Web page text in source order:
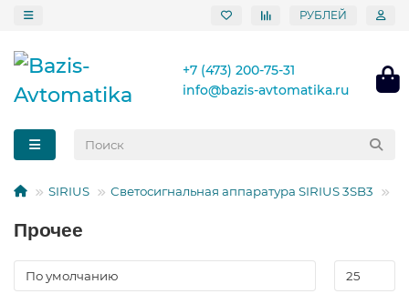
РУБЛЕЙ
+7 (473) 200-75-31
info@bazis-avtomatika.ru
SIRIUS Светосигнальная аппаратура SIRIUS 3SB3
Прочее